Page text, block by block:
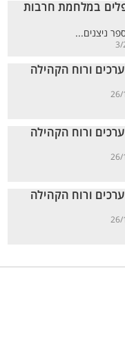
במלחמת חרבות
ניצנים...
3/
ורוח הקהילה
26/
ורוח הקהילה
26/
ורוח הקהילה
26/